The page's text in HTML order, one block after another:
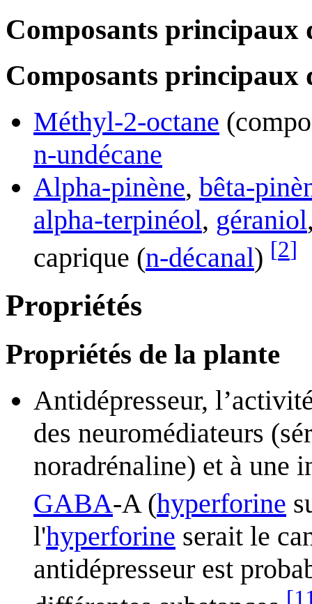
Composants principaux
Composants principaux
Méthyl-2-octane
n-undécane
Alpha-pinène, bêta-
alpha-terpinéol, géraniol
caprique (n-décanal) [2]
Propriétés
Propriétés de la plante
Antidépresseur,
des neuromédiateurs
noradrénaline) et à une
GABA-A (hyperforine
l'hyperforine serait le
antidépresseur est
[